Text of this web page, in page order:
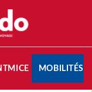
MICE MOBILITÉS